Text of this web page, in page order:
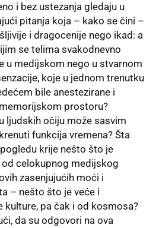
i bez ustezanja gledaju u
pitanja koja – kako se čini –
i dragocenije nego ikad: a
se telima svakodnevno
u medijskom nego u stvarnom
koje u jednom trenutku
bile anestezirane i
prostoru?
ljudskih očiju može sasvim
funkcija vremena? Šta
krije nešto što je
celokupnog medijskog
zasenjujućih moći i
– nešto što je veće i
kulture, pa čak i od kosmosa?
da su odgovori na ova